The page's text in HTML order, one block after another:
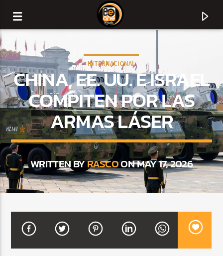
CURRENT TRACK
ARTIST
INTERNACIONAL
CHINA, EE. UU. E ISRAEL
COMPITEN POR LAS
ARMAS LÁSER
WRITTEN BYRASCOON MAY 17, 2026